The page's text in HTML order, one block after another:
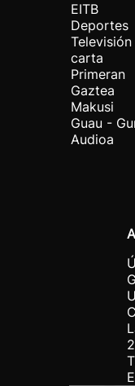
EITB
Deportes
Televisión
carta
Primeran
Gaztea
Makusi
Guau -
Audioa